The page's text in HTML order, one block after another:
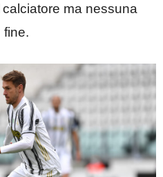
ma nessuna
fine.